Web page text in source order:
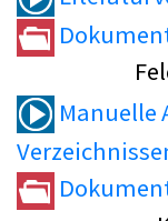
Manuelle